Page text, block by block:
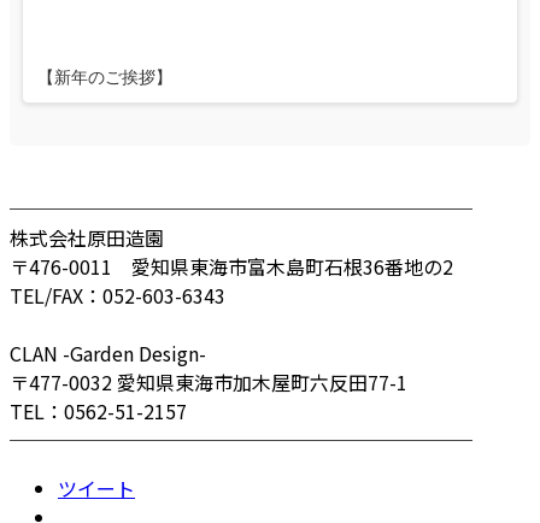
【新年のご挨拶】
────────────────────────
株式会社原田造園
〒476-0011 愛知県東海市富木島町石根36番地の2
TEL/FAX：052-603-6343
CLAN -Garden Design-
〒477-0032 愛知県東海市加木屋町六反田77-1
TEL：0562-51-2157
────────────────────────
ツイート